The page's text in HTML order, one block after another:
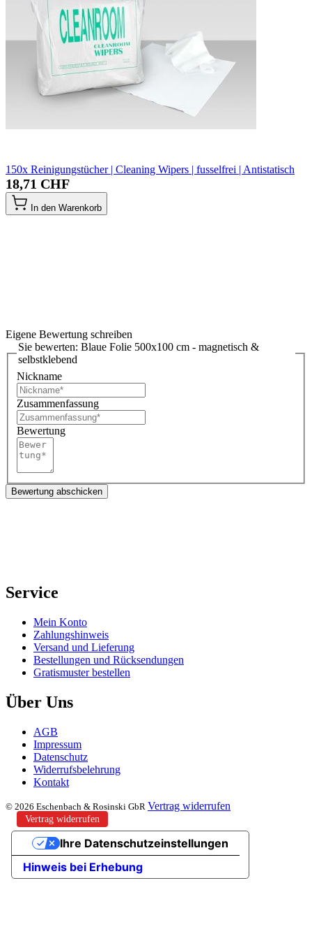
150x Reinigungstücher | Cleaning Wipers | fusselfrei | Antistatisch
18,71 CHF
In den Warenkorb
Eigene Bewertung schreiben
Sie bewerten: Blaue Folie 500x100 cm - magnetisch &
selbstklebend
Nickname
Zusammenfassung
Bewertung
Bewertung abschicken
Service
Mein Konto
Zahlungshinweis
Versand und Lieferung
Bestellungen und Rücksendungen
Gratismuster bestellen
Über Uns
AGB
Impressum
Datenschutz
Widerrufsbelehrung
Kontakt
© 2026 Eschenbach & Rosinski GbR Vertrag widerrufen
Vertrag widerrufen
Hinweis bei Erhebung
Ihre Datenschutzeinstellungen